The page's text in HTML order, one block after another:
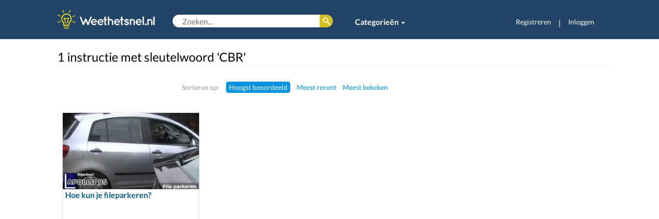
Categorieën Registreren | Inloggen
1 instructie met sleutelwoord 'CBR'
Sorteren op: Hoogst beoordeeld Meest recent Meest bekeken
Hoe kun je fileparkeren?